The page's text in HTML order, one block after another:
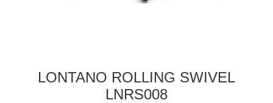
LONTANO ROLLING SWIVEL
LNRS008